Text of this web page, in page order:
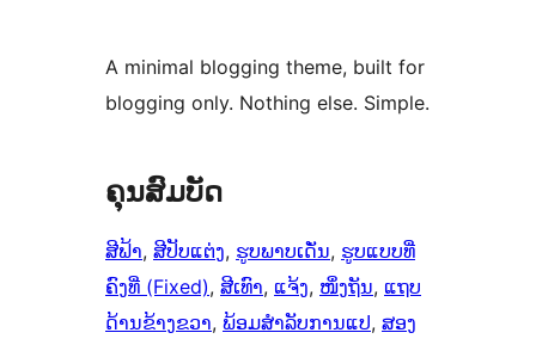
A minimal blogging theme, built for
blogging only. Nothing else. Simple.
ຄຸນສົມບັດ
ສີຟ້າ, ສີປັບແຕ່ງ, ຮູບພາບເດັ່ນ, ຮູບແບບທີ່
ຄົງທີ່ (Fixed), ສີເທົາ, ແຈ້ງ, ໜຶ່ງຖັນ, ແຖບ
ດ້ານຂ້າງຂວາ, ພ້ອມສຳລັບການແປ, ສອງ